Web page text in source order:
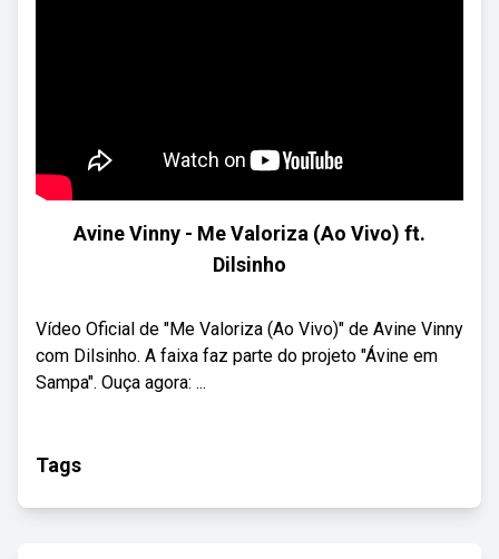
Avine Vinny - Me Valoriza (Ao Vivo) ft.
Dilsinho
Vídeo Oficial de "Me Valoriza (Ao Vivo)" de Avine Vinny
com Dilsinho. A faixa faz parte do projeto "Ávine em
Sampa". Ouça agora: ...
Tags